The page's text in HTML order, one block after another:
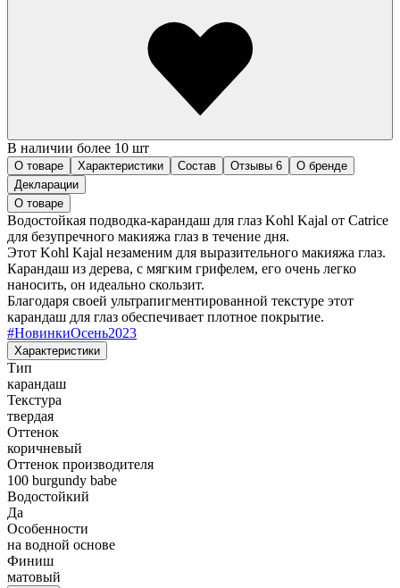
В наличии более 10 шт
О товаре Характеристики Состав Отзывы 6
О бренде
Декларации
О товаре
Водостойкая подводка-карандаш для глаз Kohl Kajal от Catrice
для безупречного макияжа глаз в течение дня.
Этот Kohl Kajal незаменим для выразительного макияжа глаз.
Карандаш из дерева, с мягким грифелем, его очень легко
наносить, он идеально скользит.
Благодаря своей ультрапигментированной текстуре этот
карандаш для глаз обеспечивает плотное покрытие.
#НовинкиОсень2023
Характеристики
Тип
карандаш
Текстура
твердая
Оттенок
коричневый
Оттенок производителя
100 burgundy babe
Водостойкий
Да
Особенности
на водной основе
Финиш
матовый